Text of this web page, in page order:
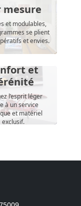
mesure
et modulables,
se plient
et envies.
et
l’esprit léger
à un service
et matériel
exclusif.